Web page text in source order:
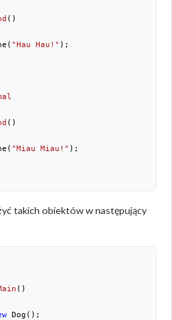
( )
"Hau Hau!" );
( )
"Miau Miau!" );
takich obiektów w następujący
( )
Dog();